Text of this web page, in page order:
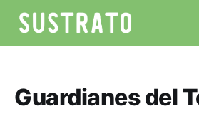
Guardianes del